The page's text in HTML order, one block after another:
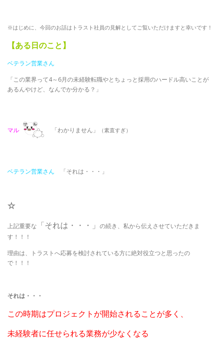
※はじめに、今回のお話はトラスト社員の見解としてご覧いただけますと幸いです！
【ある日のこと】
ベテラン営業さん
「この業界って4～6月の未経験転職やとちょっと採用のハードル高いことが
あるんやけど、なんでか分かる？」
マル 「わかりません」 （素直すぎ）
ベテラン営業さん 「それは・・・」
☆
上記重要な 「それは・・・」 の続き、私から伝えさせていただきま
す！！！
理由は、トラストへ応募を検討されている方に絶対役立つと思ったの
で！！！
それは・・・
この時期はプロジェクトが開始されることが多く、
未経験者に任せられる業務が少なくなる